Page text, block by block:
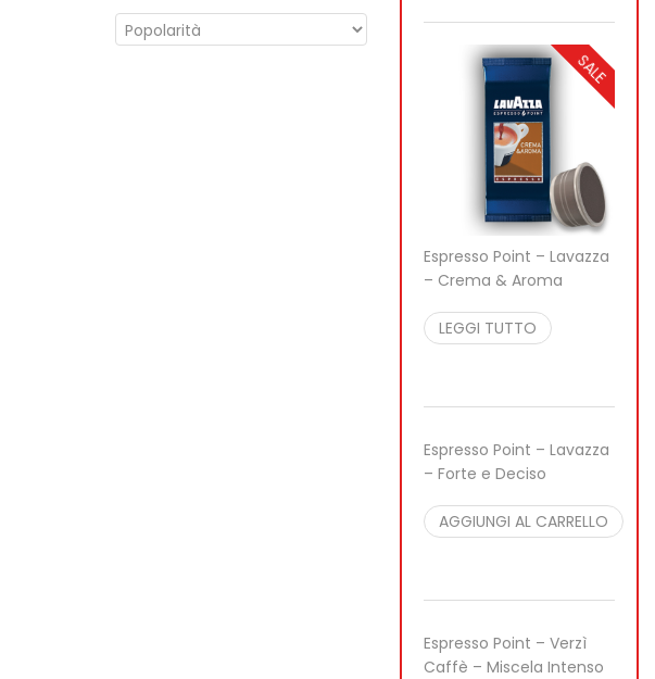
SALE
Espresso Point – Lavazza
– Crema & Aroma
100 pcs
LEGGI TUTTO
SALE
Espresso Point – Lavazza
– Forte e Deciso
100 pcs
AGGIUNGI AL CARRELLO
SALE
Espresso Point – Verzì
Caffè – Miscela Intenso